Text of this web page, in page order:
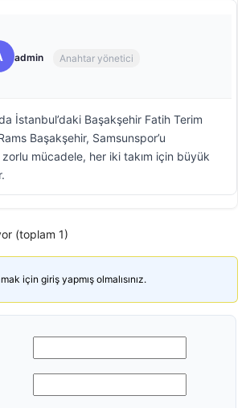
admin Anahtar yönetici
İstanbul’daki Başakşehir Fatih Terim
Başakşehir, Samsunspor’u
zorlu mücadele, her iki takım için büyük
(toplam 1)
için giriş yapmış olmalısınız.